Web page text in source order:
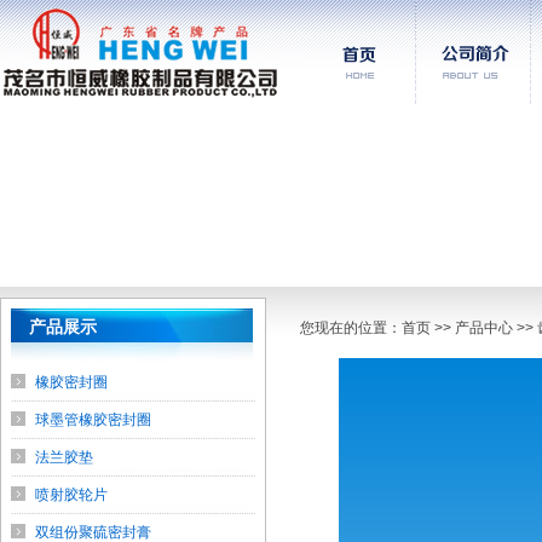
产品展示
橡胶密封圈
球墨管橡胶密封圈
法兰胶垫
喷射胶轮片
双组份聚硫密封膏
您现在的位置： 首页 >> 产品中心 >>